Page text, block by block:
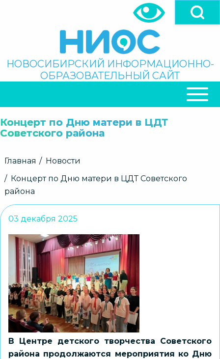
Поиск
НОВОСИБИРСКИЙ ИНФОРМАЦИОННО-
ОБРАЗОВАТЕЛЬНЫЙ САЙТ
НАВИГАЦИЯ
Концерт по Дню матери в ЦДТ
Советского района
Строка
Главная
Новости
Концерт по Дню матери в ЦДТ Советского
района
03 декабря 2025
В Центре детского творчества Советского
района продолжаются мероприятия ко Дню